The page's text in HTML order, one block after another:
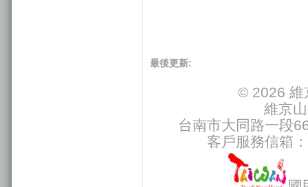
最後更新:
© 2026 維
維京
台南市大同路一段
客戶服務信箱：